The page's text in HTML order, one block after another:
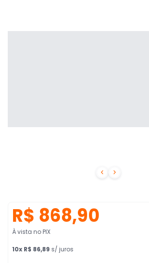
 
R$ 868,90
À vista no PIX
10x R$ 86,89 s/ juros